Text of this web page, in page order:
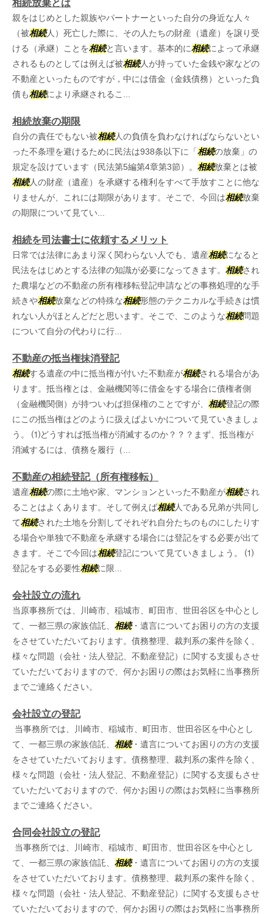
相続放棄とは
親をはじめとした親族やパートナーといった自分の身近な人々
（被相続人）死亡した際に、その人たちの財産（遺産）を譲り受
ける（承継）ことを相続と言います。基本的に相続によって承継
されるものとしては例えば被相続人が持っていた金銭や家などの
不動産といったものですが，中には借金（金銭債務）といった負
債も相続により承継されるこ...
相続放棄の期限
自分の責任でもない被相続人の負債を負わなければならないとい
った不条理を避けるために民法は938条以下に「 相続の放棄」の
規定を設けています（民法第5編第4章第3節）。 相続放棄とは被
相続人の財産（遺産）を承継する権利をすべて手放すことに他な
りませんが、これには期限があります。そこで、今回は相続放棄
の期限について見てい...
相続を司法書士に依頼するメリット
日常では法律にあまり深く関わらない人でも、遺産相続になると
民法をはじめとする法律の知識が必要になってきます。 相続され
た農場などの不動産の所有権移転登記申請などの事務処理的な手
続きや相続放棄などの特殊な相続形態のテクニカルな手続きは慣
れない人がほとんどだと思います。そこで、このような相続問題
について自分の代わりに行...
不動産の抵当権抹消登記
相続する遺産の中に抵当権が付いた不動産が相続される場合があ
ります。抵当権とは、金融機関等に借金をする場合に債権者側
（金融機関側）が持ついわば担保権のことですが、 相続登記の際
にこの抵当権はどのように扱えばよいかについて見ていきましょ
う。 ⑴どうすれば抵当権が消滅するのか？？？まず、抵当権が
消滅するには、債務を履行（...
不動産の相続登記（所有権移転）
遺産相続の際に土地や家、マンションといった不動産が相続され
ることはよくあります。そして例えば相続人である兄弟が共同し
て相続された土地を分割してそれぞれ自分たちのものにしたりす
る場合や単独で不動産を承継する場合には登記をする必要が出て
きます。そこで今回は相続登記について見ていきましょう。 ⑴
登記をする必要性相続に限...
会社設立の流れ
当原事務所では、川崎市、稲城市、町田市、世田谷区を中心とし
て、一都三県の家族信託、 相続・遺言についてお困りの方の支援
をさせていただいております。債務整理、裁判系の案件を除く、
様々な問題（会社・法人登記、不動産登記）に関する支援もさせ
ていただいておりますので、何かお困りの際はお気軽に当事務所
までご連絡ください。
会社設立の登記
当事務所では、川崎市、稲城市、町田市、世田谷区を中心とし
て、一都三県の家族信託、 相続・遺言についてお困りの方の支援
をさせていただいております。債務整理、裁判系の案件を除く、
様々な問題（会社・法人登記、不動産登記）に関する支援もさせ
ていただいておりますので、何かお困りの際はお気軽に当事務所
までご連絡ください。
合同会社設立の登記
当事務所では、川崎市、稲城市、町田市、世田谷区を中心とし
て、一都三県の家族信託、 相続・遺言についてお困りの方の支援
をさせていただいております。債務整理、裁判系の案件を除く、
様々な問題（会社・法人登記、不動産登記）に関する支援もさせ
ていただいておりますので、何かお困りの際はお気軽に当事務所